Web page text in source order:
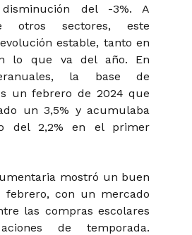
del -3%. A
otros sectores, este
estable, tanto en
lo que va del año. En
la base de
un febrero de 2024 que
un 3,5% y acumulaba
del 2,2% en el primer
mostró un buen
febrero, con un mercado
las compras escolares
de temporada.